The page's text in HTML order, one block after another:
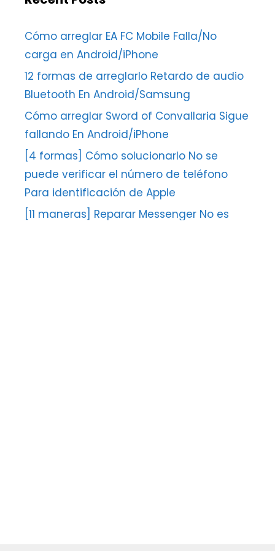
Cómo arreglar EA FC Mobile Falla/No
carga en Android/iPhone
12 formas de arreglarlo Retardo de audio
Bluetooth En Android/Samsung
Cómo arreglar Sword of Convallaria Sigue
fallando En Android/iPhone
[4 formas] Cómo solucionarlo No se
puede verificar el número de teléfono
Para identificación de Apple
[11 maneras] Reparar Messenger No es